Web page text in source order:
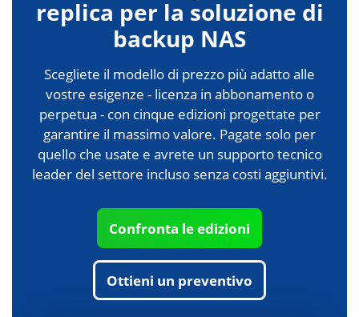
replica per la soluzione di
backup NAS
Scegliete il modello di prezzo più adatto alle
vostre esigenze - licenza in abbonamento o
perpetua - con cinque edizioni progettate per
garantire il massimo valore. Pagate solo per
quello che usate e avrete un supporto tecnico
leader del settore incluso senza costi aggiuntivi.
Confronta le edizioni
Ottieni un preventivo